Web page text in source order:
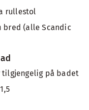
rullestol
bred (alle Scandic
på badet